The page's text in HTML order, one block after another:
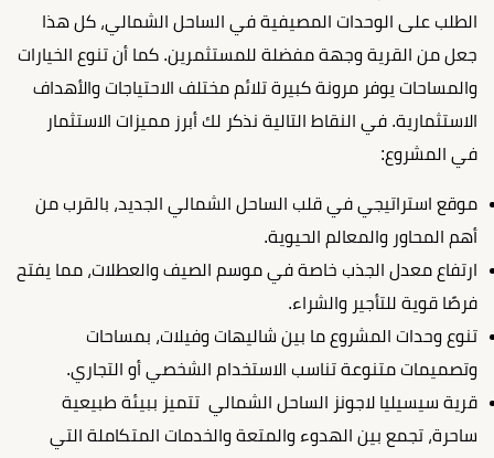
الطلب على الوحدات المصيفية في الساحل الشمالي، كل هذا
جعل من القرية وجهة مفضلة للمستثمرين. كما أن تنوع الخيارات
والمساحات يوفر مرونة كبيرة تلائم مختلف الاحتياجات والأهداف
الاستثمارية. في النقاط التالية نذكر لك أبرز مميزات الاستثمار
في المشروع:
موقع استراتيجي في قلب الساحل الشمالي الجديد، بالقرب من
أهم المحاور والمعالم الحيوية.
ارتفاع معدل الجذب خاصة في موسم الصيف والعطلات، مما يفتح
فرصًا قوية للتأجير والشراء.
تنوع وحدات المشروع ما بين شاليهات وفيلات، بمساحات
وتصميمات متنوعة تناسب الاستخدام الشخصي أو التجاري.
قرية سيسيليا لاجونز الساحل الشمالي تتميز ببيئة طبيعية
ساحرة، تجمع بين الهدوء والمتعة والخدمات المتكاملة التي